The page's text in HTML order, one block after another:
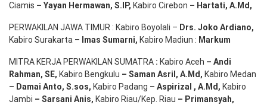
Ciamis – Yayan Hermawan, S.IP, Kabiro Cirebon – Hartati, A.Md,
PERWAKILAN JAWA TIMUR : Kabiro Boyolali – Drs. Joko Ardiano,
Kabiro Surakarta – Imas Sumarni, Kabiro Madiun : Markum
MITRA KERJA PERWAKILAN SUMATRA : Kabiro Aceh – Andi
Rahman, SE, Kabiro Bengkulu – Saman Asril , A.Md, Kabiro Medan
– Damai Anto, S.sos, Kabiro Padang – Aspirizal , A.Md, Kabiro
Jambi – Sarsani Anis, Kabiro Riau/Kep. Riau – Primansyah,